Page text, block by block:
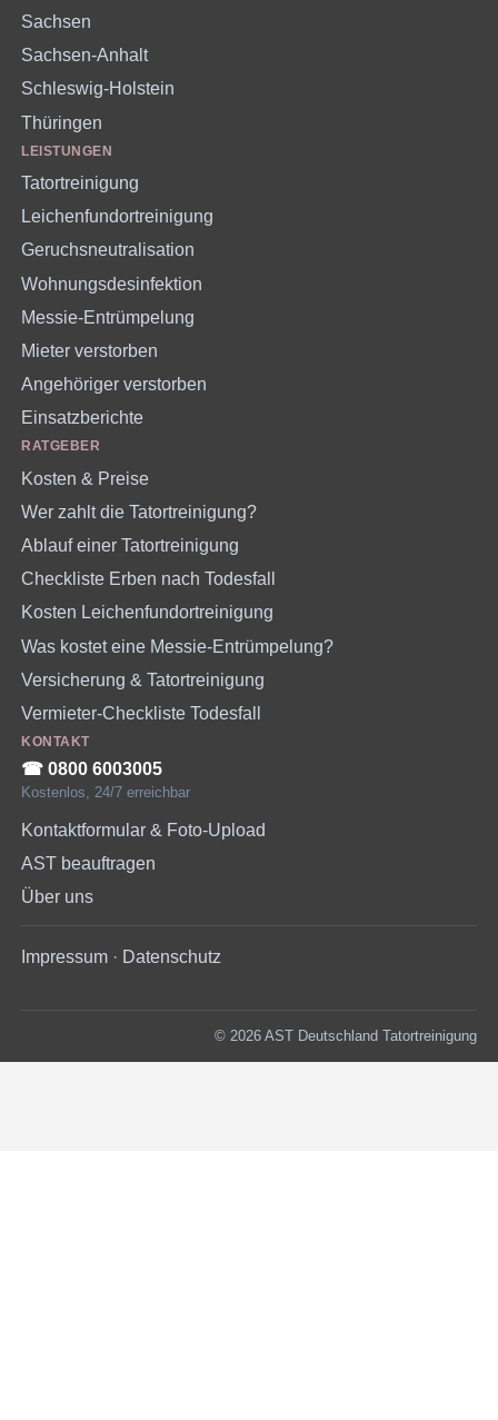
Sachsen
Sachsen-Anhalt
Schleswig-Holstein
Thüringen
LEISTUNGEN
Tatortreinigung
Leichenfundortreinigung
Geruchsneutralisation
Wohnungsdesinfektion
Messie-Entrümpelung
Mieter verstorben
Angehöriger verstorben
Einsatzberichte
RATGEBER
Kosten & Preise
Wer zahlt die Tatortreinigung?
Ablauf einer Tatortreinigung
Checkliste Erben nach Todesfall
Kosten Leichenfundortreinigung
Was kostet eine Messie-Entrümpelung?
Versicherung & Tatortreinigung
Vermieter-Checkliste Todesfall
KONTAKT
☎︎ 0800 6003005
Kostenlos, 24/7 erreichbar
Kontaktformular & Foto-Upload
AST beauftragen
Über uns
Impressum · Datenschutz
© 2026 AST Deutschland Tatortreinigung